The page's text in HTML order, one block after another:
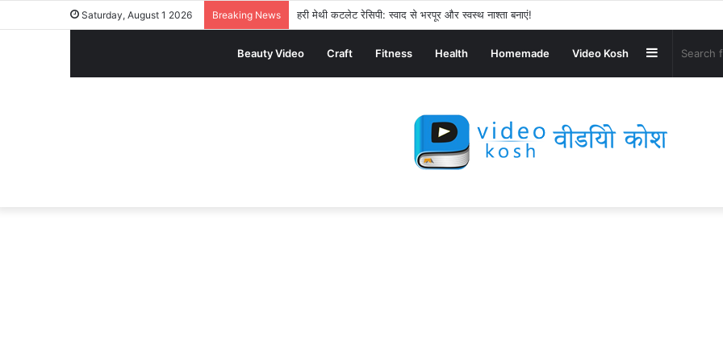
Saturday, August 1 2026 Breaking News हरी मेथी कटलेट रेसिपी: स्वाद से भरपूर और स्वस्थ नाश्ता बनाएं!
Beauty Video Craft Fitness Health Homemade Video Kosh Sidebar